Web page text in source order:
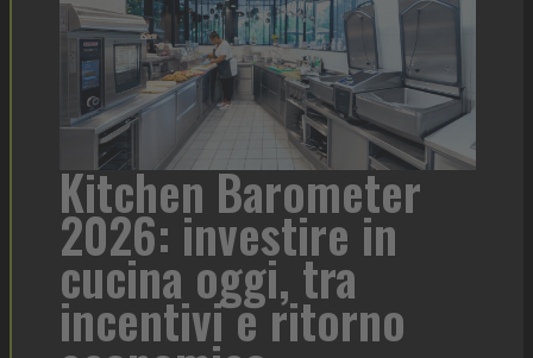
in
tra
Heinz
formato per ogni
contesto di
Heinz Mayonnaise Heinz